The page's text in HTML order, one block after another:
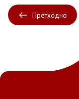
Претходно